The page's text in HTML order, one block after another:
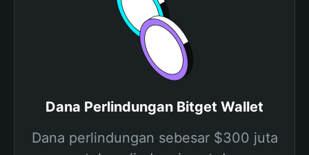
Dana Perlindungan Bitget Wallet
Dana perlindungan sebesar $300 juta